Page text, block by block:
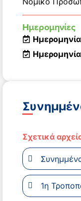
Ημερομηνίες
Σχετικά
1η